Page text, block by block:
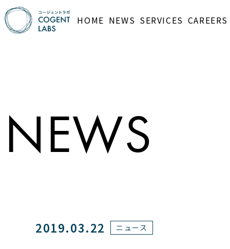
HOME NEWS SERVICES CAREERS
NEWS
2019.03.22 ニュース